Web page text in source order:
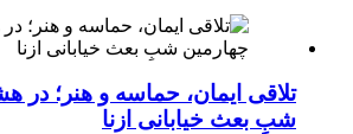
تلاقی ایمان، حماسه و هنر؛ در
شبِ بعث خیابانی ازنا